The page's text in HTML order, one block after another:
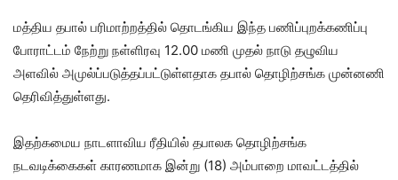
மத்திய தபால் பரிமாற்றத்தில் தொடங்கிய இந்த பணிப்புறக்கணிப்பு
போராட்டம் நேற்று நள்ளிரவு 12.00 மணி முதல் நாடு தழுவிய
அளவில் அமுல்ப்படுத்தப்பட்டுள்ளதாக தபால் தொழிற்சங்க முன்னணி
தெரிவித்துள்ளது.
இதற்கமைய நாடளாவிய ரீதியில் தபாலக தொழிற்சங்க
நடவடிக்கைகள் காரணமாக இன்று (18) அம்பாறை மாவட்டத்தில்